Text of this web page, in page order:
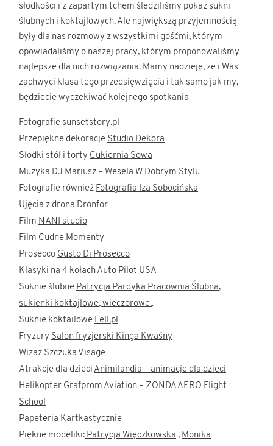
słodkości i z zapartym tchem śledziliśmy pokaz sukni
ślubnych i koktajlowych. Ale największą przyjemnością
były dla nas rozmowy z wszystkimi gośćmi, którym
opowiadaliśmy o naszej pracy, którym proponowaliśmy
najlepsze dla nich rozwiązania. Mamy nadzieję, że i Was
zachwyci klasa tego przedsięwzięcia i tak samo jak my,
będziecie wyczekiwać kolejnego spotkania
Fotografie sunsetstory.pl
Przepiękne dekoracje Studio Dekora
Słodki stół i torty Cukiernia Sowa
Muzyka DJ Mariusz – Wesela W Dobrym Stylu
Fotografie również Fotografia Iza Sobocińska
Ujęcia z drona Dronfor
Film NANI studio
Film Cudne Momenty
Prosecco Gusto Di Prosecco
Klasyki na 4 kołach Auto Pilot USA
Suknie ślubne Patrycja Pardyka Pracownia Ślubna,
sukienki koktajlowe, wieczorowe..
Suknie koktailowe Lell.pl
Fryzury Salon fryzjerski Kinga Kwaśny
Wizaż Szczuka Visage
Atrakcje dla dzieci Animilandia – animacje dla dzieci
Helikopter Grafprom Aviation – ZONDA AERO Flight
School
Papeteria Kartkastycznie
Piękne modeliki: Patrycja Więczkowska , Monika